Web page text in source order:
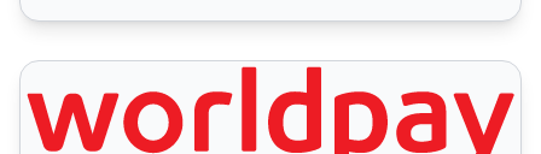
RBS WorldPay